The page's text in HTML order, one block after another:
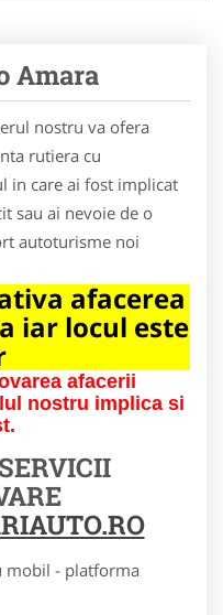
Amara
nostru va ofera
rutiera cu
in care ai fost implicat
sau ai nevoie de o
autoturisme noi
afacerea
iar locul este
afacerii
nostru implica si
mobil - platforma